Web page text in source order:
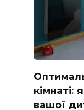
кімнаті:
вашої